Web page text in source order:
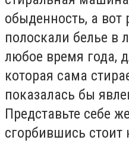
обыденность, а
полоскали белье в
любое время года,
которая сама
показалась бы
Представьте себе
сгорбившись стоит